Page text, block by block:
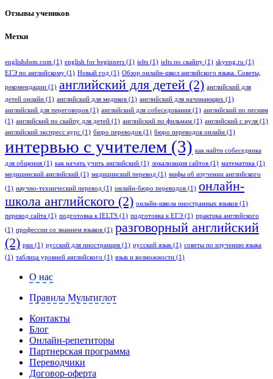
Отзывы учеников
Метки
englishdom.com (1) english for beginners (1) ielts (1) ielts по скайпу (1) skyeng.ru (1)
ЕГЭ по английскому (1) Новый год (1) Обзор онлайн-школ английского языка. Советы,
рекомендации (1) английский для детей (2) английский для
детей онлайн (1) английский для медиков (1) английский для начинающих (1)
английский для переговоров (1) английский для собеседования (1) английский по песням
(1) английский по скайпу для детей (1) английский по фильмам (1) английский с нуля (1)
английский экспресс курс (1) бюро переводов (1) бюро переводов онлайн (1)
интервью с учителем (3) как найти собеседника
для общения (1) как начать учить английский (1) локализация сайтов (1) математика (1)
медицинский английский (1) медицинский перевод (1) мифы об изучении английского
(1) научно-технический перевод (1) онлайн-бюро переводов (1) онлайн-
школа английского (2) онлайн-школа иностранных языков (1)
перевод сайта (1) подготовка к IELTS (1) подготовка к ЕГЭ (1) практика английского
(1) профессии со знанием языков (1) разговорный английский
(2) рки (1) русский для иностранцев (1) русский язык (1) советы по изучению языка
(1) таблица уровней английского (1) язык и возможности (1)
О нас
Правила Мультиглот
Контакты
Блог
Онлайн-репетиторы
Партнерская программа
Переводчики
Договор-оферта